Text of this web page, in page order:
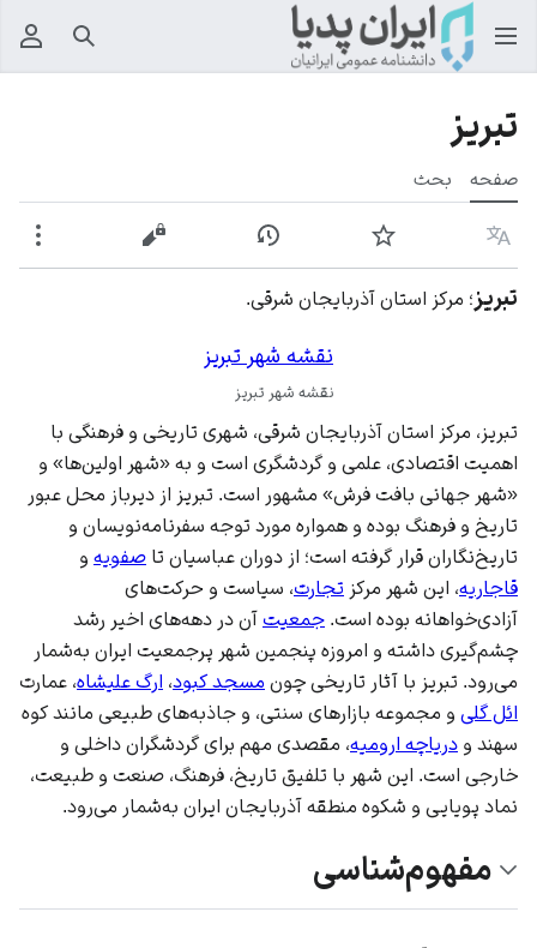
جستجو
تبریز
صفحه بحث
زبان پیگیری نمایش تاریخچهنمایش مبدأ
تبریز ؛ مرکز استان آذربایجان شرقی.
نقشه شهر تبریز
نقشه شهر تبریز
تبریز، مرکز استان آذربایجان شرقی، شهری تاریخی و فرهنگی با
اهمیت اقتصادی، علمی و گردشگری است و به «شهر اولین‌ها» و
«شهر جهانی بافت فرش» مشهور است. تبریز از دیرباز محل عبور
تاریخ و فرهنگ بوده و همواره مورد توجه سفرنامه‌نویسان و
تاریخ‌نگاران قرار گرفته است؛ از دوران عباسیان تا صفویه و
قاجاریه، این شهر مرکز تجارت، سیاست و حرکت‌های
آزادی‌خواهانه بوده است. جمعیت آن در دهه‌های اخیر رشد
چشم‌گیری داشته و امروزه پنجمین شهر پرجمعیت ایران به‌شمار
می‌رود. تبریز با آثار تاریخی چون مسجد کبود، ارگ علیشاه، عمارت
ائل گلی و مجموعه بازارهای سنتی، و جاذبه‌های طبیعی مانند کوه
سهند و دریاچه ارومیه، مقصدی مهم برای گردشگران داخلی و
خارجی است. این شهر با تلفیق تاریخ، فرهنگ، صنعت و طبیعت،
نماد پویایی و شکوه منطقه آذربایجان ایران به‌شمار می‌رود.
مفهوم‌شناسی